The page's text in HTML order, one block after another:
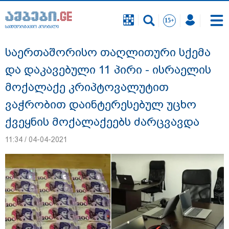
საინფორმაციო პორტალი
"სანაპირო რაიონებში მოსალოდნელია
წვიმა" - გარემოს ეროვნული სააგენტოს
გაფრთხილება: რომელ რეგიონებში უნდა
ველოდოთ ელჭექს, სეტყვასა და ქარის
საინფორმაციო პორტალი
საერთაშორისო თაღლითური სქემა
და დაკავებული 11 პირი - ისრაელის
მოქალაქე კრიპტოვალუტით
ვაჭრობით დაინტერესებულ უცხო
ქვეყნის მოქალაქეებს ძარცვავდა
11:34 / 04-04-2021